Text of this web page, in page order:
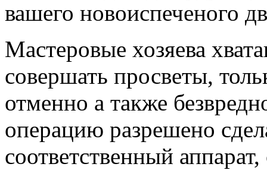
вашего новоиспеченого
Мастеровые хозяева
совершать просветы,
отменно а также
операцию разрешено
соответственный